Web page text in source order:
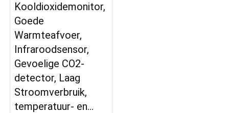
Kooldioxidemonitor,
Goede
Warmteafvoer,
Infraroodsensor,
Gevoelige CO2-
detector, Laag
Stroomverbruik,
temperatuur- en…